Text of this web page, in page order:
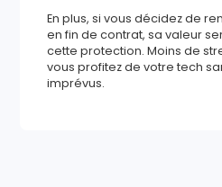
En plus, si vous décidez de
en fin de contrat, sa valeur
cette protection. Moins de
vous profitez de votre tech
imprévus.